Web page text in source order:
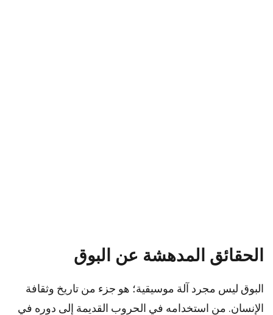
الحقائق المدهشة عن البوق
البوق ليس مجرد آلة موسيقية؛ هو جزء من تاريخ وثقافة
الإنسان. من استخدامه في الحروب القديمة إلى دوره في